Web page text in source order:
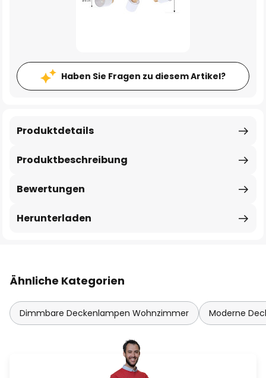
Haben Sie Fragen zu diesem Artikel?
Produktbeschreibung
Produktdetails
Bewertungen
Herunterladen
Ähnliche Kategorien
Dimmbare Deckenlampen Wohnzimmer Moderne